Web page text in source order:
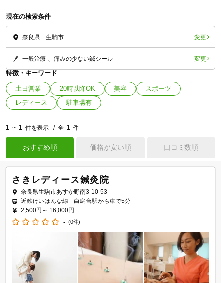
現在の検索条件
奈良県 生駒市 変更
一般治療 痛みの少ない鍼シール 変更
特徴・キーワード
土日営業 20時以降OK 美容
スポーツ
レディース
駐車場有
1 ~ 1 件を表示 全 1 件
おすすめ順 価格が安い順 口コミ数順
さきレディース鍼灸院
奈良県生駒市あすか野南3-10-53
近鉄けいはんな線 白庭台駅から車で5分
2,500円～ 16,000円
- (0件)
「健康にはりを見た」